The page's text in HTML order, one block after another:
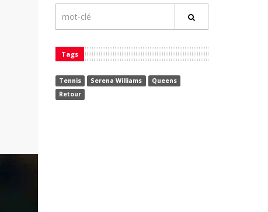
Tags
Tennis Serena Williams
Queens
Retour